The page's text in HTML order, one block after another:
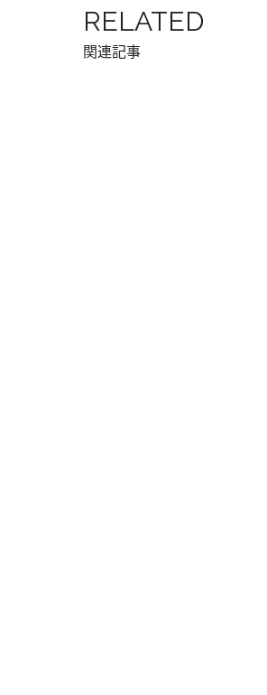
RELATED
関連記事